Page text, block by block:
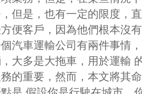
但是，也有一定的限度，
便客戶，因為他們根本沒
汽車運輸公司有兩件事情
大多是大拖車，用於運輸
的重要，然而，本文將其